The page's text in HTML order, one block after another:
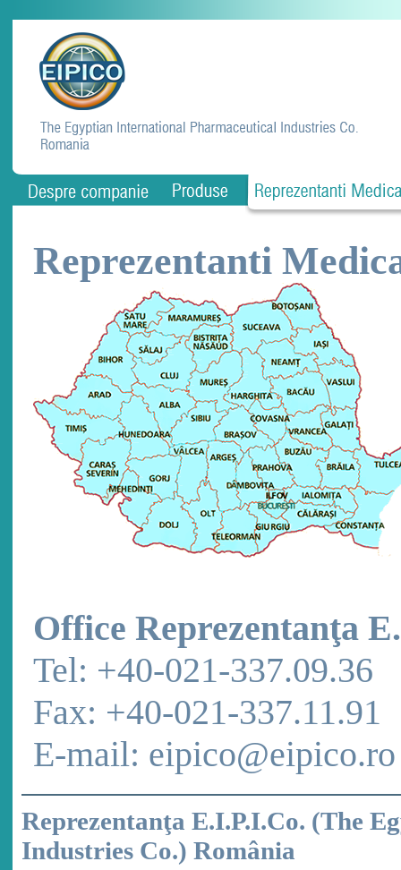
Reprezentanti
Office Reprezentanţa
Tel: +40-021-337.09.36
Fax: +40-021-337.11.91
E-mail: eipico@eipico.ro
Reprezentanţa E.I.P.I.Co. (The
Industries Co.) România